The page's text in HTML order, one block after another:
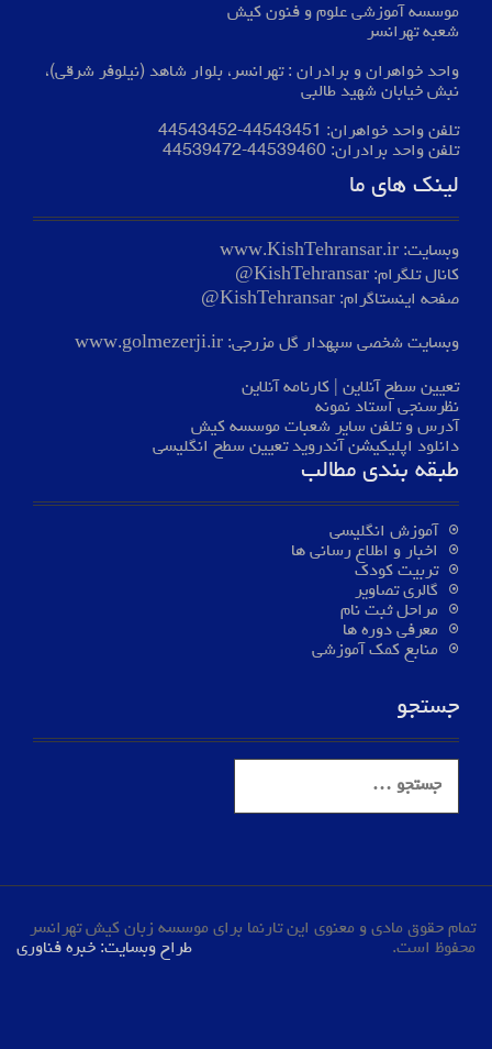
موسسه آموزشی علوم و فنون کیش
شعبه تهرانسر
واحد خواهران و برادران : تهرانسر، بلوار شاهد (نیلوفر شرقی)،
نبش خیابان شهید طالبی
تلفن واحد خواهران: 44543451
-
44543452
تلفن واحد برادران: 44539460
-
44539472
لینک های ما
وبسایت: www.KishTehransar.ir
کانال تلگرام: KishTehransar@
صفحه اینستاگرام: KishTehransar@
وبسایت شخصی سپهدار گل مزرجی: www.golmezerji.ir
تعیین سطح آنلاین
کارنامه آنلاین
نظرسنجی استاد نمونه
آدرس و تلفن سایر شعبات موسسه کیش
دانلود اپلیکیشن آندروید تعیین سطح انگلیسی
طبقه بندی مطالب
آموزش انگلیسی
اخبار و اطلاع رسانی ها
تربیت کودک
گالری تصاویر
مراحل ثبت نام
معرفی دوره ها
منابع کمک آموزشی
جستجو
a
h
o
تمام حقوق مادی و معنوی این تارنما برای موسسه زبان کیش تهرانسر
محفوظ است.
طراح وبسایت: خبره فناوری